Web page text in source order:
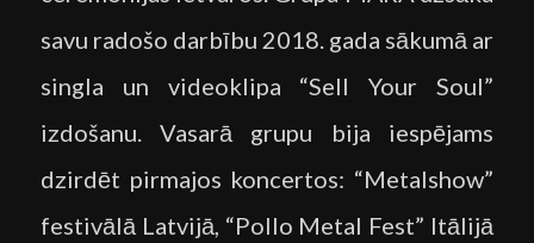
savu radošo darbību 2018. gada sākumā ar
singla un videoklipa “Sell Your Soul”
izdošanu. Vasarā grupu bija iespējams
dzirdēt pirmajos koncertos: “Metalshow”
festivālā Latvijā, “Pollo Metal Fest” Itālijā